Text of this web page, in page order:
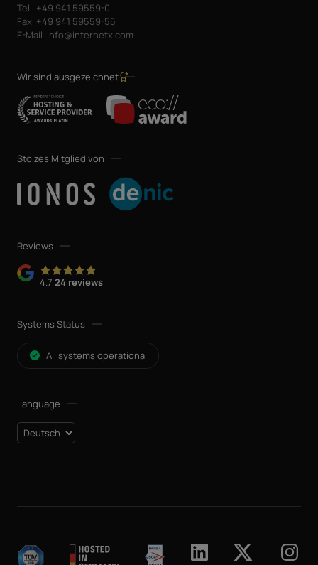
Tel. +49 941 59559-0
Fax +49 941 59559-55
E-Mail info@internetx.com
Wir sind ausgezeichnet
Stolzes Mitglied von
Reviews
4.7 24 reviews
Systems Status
All systems operational
Language